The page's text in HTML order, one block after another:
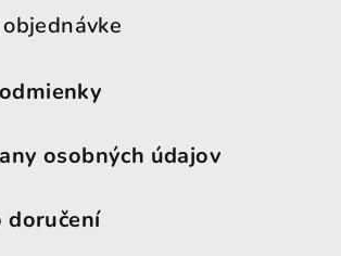
osobných údajov
doručení